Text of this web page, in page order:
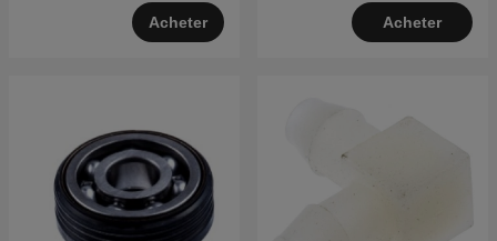
Acheter Acheter